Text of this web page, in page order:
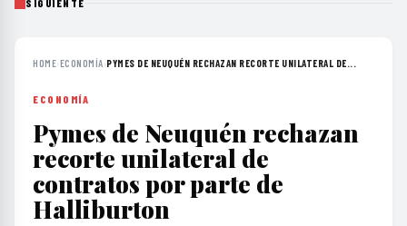
SIGUIENTE
HOME›ECONOMÍA›PYMES DE NEUQUÉN RECHAZAN RECORTE UNILATERAL DE...
ECONOMÍA
Pymes de Neuquén rechazan
recorte unilateral de
contratos por parte de
Halliburton